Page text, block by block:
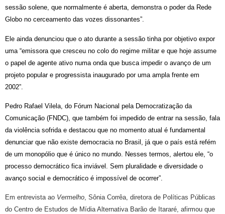
sessão solene, que normalmente é aberta, demonstra o poder da Rede
Globo no cerceamento das vozes dissonantes”.
Ele ainda denunciou que o ato durante a sessão tinha por objetivo expor
uma “emissora que cresceu no colo do regime militar e que hoje assume
o papel de agente ativo numa onda que busca impedir o avanço de um
projeto popular e progressista inaugurado por uma ampla frente em
2002”.
Pedro Rafael Vilela, do Fórum Nacional pela Democratização da
Comunicação (FNDC), que também foi impedido de entrar na sessão, fala
da violência sofrida e destacou que no momento atual é fundamental
denunciar que não existe democracia no Brasil, já que o país está refém
de um monopólio que é único no mundo. Nesses termos, alertou ele, “o
processo democrático fica inviável. Sem pluralidade e diversidade o
avanço social e democrático é impossível de ocorrer”.
Em entrevista ao Vermelho, Sônia Corrêa, diretora de Políticas Públicas
do Centro de Estudos de Mídia Alternativa Barão de Itararé, afirmou que